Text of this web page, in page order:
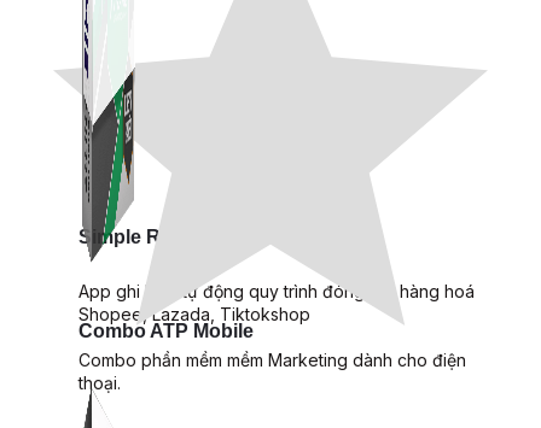
Combo ATP Mobile
Combo phần mềm mềm Marketing dành cho điện
thoại.
Simple Replay
App ghi hình tự động quy trình đóng gói hàng hoá
Shopee, Lazada, Tiktokshop